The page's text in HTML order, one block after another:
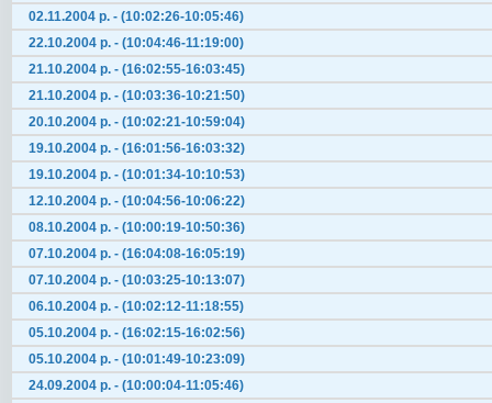
02.11.2004 р. - (10:02:26-10:05:46)
22.10.2004 р. - (10:04:46-11:19:00)
21.10.2004 р. - (16:02:55-16:03:45)
21.10.2004 р. - (10:03:36-10:21:50)
20.10.2004 р. - (10:02:21-10:59:04)
19.10.2004 р. - (16:01:56-16:03:32)
19.10.2004 р. - (10:01:34-10:10:53)
12.10.2004 р. - (10:04:56-10:06:22)
08.10.2004 р. - (10:00:19-10:50:36)
07.10.2004 р. - (16:04:08-16:05:19)
07.10.2004 р. - (10:03:25-10:13:07)
06.10.2004 р. - (10:02:12-11:18:55)
05.10.2004 р. - (16:02:15-16:02:56)
05.10.2004 р. - (10:01:49-10:23:09)
24.09.2004 р. - (10:00:04-11:05:46)